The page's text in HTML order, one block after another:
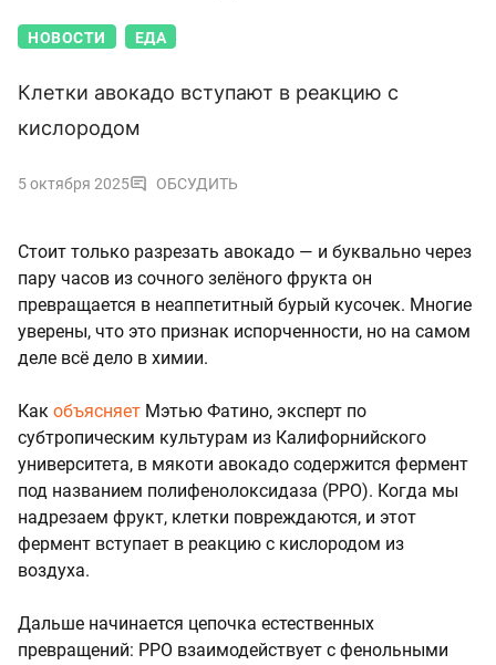
НОВОСТИ ЕДА
Клетки авокадо вступают в реакцию с
кислородом
5 октября 2025 ОБСУДИТЬ
Стоит только разрезать авокадо — и буквально через
пару часов из сочного зелёного фрукта он
превращается в неаппетитный бурый кусочек. Многие
уверены, что это признак испорченности, но на самом
деле всё дело в химии.
Как объясняет Мэтью Фатино, эксперт по
субтропическим культурам из Калифорнийского
университета, в мякоти авокадо содержится фермент
под названием полифенолоксидаза (PPO). Когда мы
надрезаем фрукт, клетки повреждаются, и этот
фермент вступает в реакцию с кислородом из
воздуха.
Дальше начинается цепочка естественных
превращений: PPO взаимодействует с фенольными